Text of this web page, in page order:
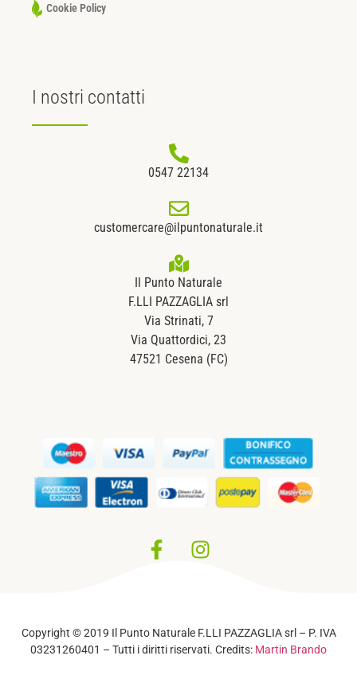
Cookie Policy
I nostri contatti
0547 22134
customercare@ilpuntonaturale.it
Il Punto Naturale
F.LLI PAZZAGLIA srl
Via Strinati, 7
Via Quattordici, 23
47521 Cesena (FC)
Copyright © 2019 Il Punto Naturale F.LLI PAZZAGLIA srl – P. IVA
03231260401 – Tutti i diritti riservati. Credits: Martin Brando